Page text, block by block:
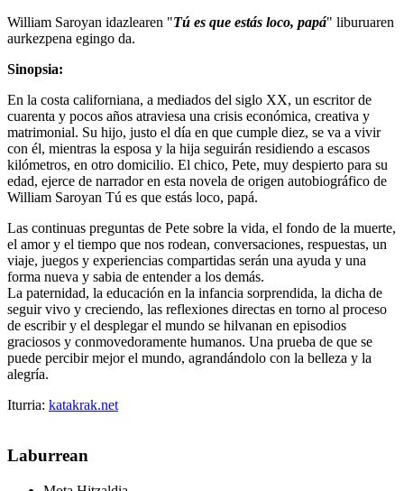
William Saroyan idazlearen "Tú es que estás loco, papá" liburuaren
aurkezpena egingo da.
Sinopsia:
En la costa californiana, a mediados del siglo XX, un escritor de
cuarenta y pocos años atraviesa una crisis económica, creativa y
matrimonial. Su hijo, justo el día en que cumple diez, se va a vivir
con él, mientras la esposa y la hija seguirán residiendo a escasos
kilómetros, en otro domicilio. El chico, Pete, muy despierto para su
edad, ejerce de narrador en esta novela de origen autobiográfico de
William Saroyan Tú es que estás loco, papá.
Las continuas preguntas de Pete sobre la vida, el fondo de la muerte,
el amor y el tiempo que nos rodean, conversaciones, respuestas, un
viaje, juegos y experiencias compartidas serán una ayuda y una
forma nueva y sabia de entender a los demás.
La paternidad, la educación en la infancia sorprendida, la dicha de
seguir vivo y creciendo, las reflexiones directas en torno al proceso
de escribir y el desplegar el mundo se hilvanan en episodios
graciosos y conmovedoramente humanos. Una prueba de que se
puede percibir mejor el mundo, agrandándolo con la belleza y la
alegría.
Iturria: katakrak.net
Laburrean